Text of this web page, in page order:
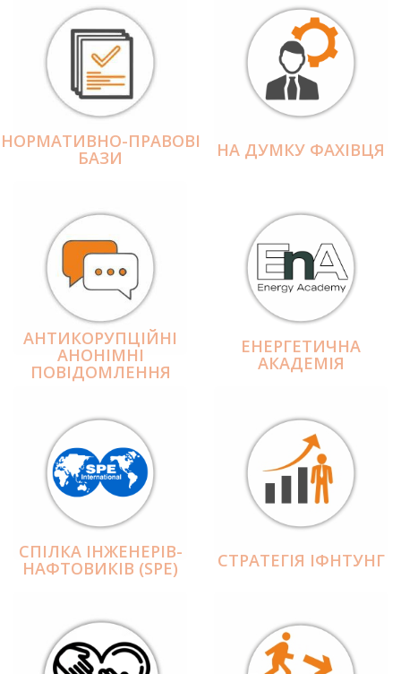
НОРМАТИВНО-ПРАВОВІ
БАЗИ НА ДУМКУ ФАХІВЦЯ
АНТИКОРУПЦІЙНІ
АНОНІМНІ
ПОВІДОМЛЕННЯ
ЕНЕРГЕТИЧНА
АКАДЕМІЯ
СПІЛКА ІНЖЕНЕРІВ-
НАФТОВИКІВ (SPE) СТРАТЕГІЯ ІФНТУНГ